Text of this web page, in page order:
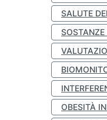
SALUTE
OBESITÀ